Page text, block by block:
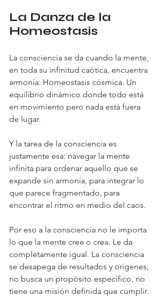
La Danza de la
Homeostasis
La consciencia se da cuando la mente,
en toda su infinitud caótica, encuentra
armonía. Homeostasis cósmica. Un
equilibrio dinámico donde todo está
en movimiento pero nada está fuera
de lugar.
Y la tarea de la consciencia es
justamente esa: navegar la mente
infinita para ordenar aquello que se
expande sin armonía, para integrar lo
que parece fragmentado, para
encontrar el ritmo en medio del caos.
Por eso a la consciencia no le importa
lo que la mente cree o crea. Le da
completamente igual. La consciencia
se desapega de resultados y orígenes,
no busca un propósito específico, no
tiene una misión definida que cumplir.